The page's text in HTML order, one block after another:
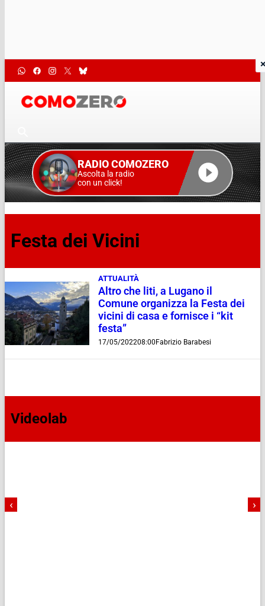
RADIO COMOZERO
Ascolta la radio
con un click!
Festa dei Vicini
ATTUALITÀ
Altro che liti, a Lugano il
Comune organizza la Festa dei
vicini di casa e fornisce i “kit
festa”
17/05/202208:00Fabrizio Barabesi
Videolab
‹ ›